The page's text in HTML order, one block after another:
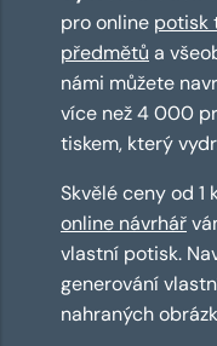
pro online potisk
předmětů a
námi můžete
více než 4 000
tiskem, který
Skvělé ceny od 1
online návrhář
vlastní potisk.
generování
nahraných